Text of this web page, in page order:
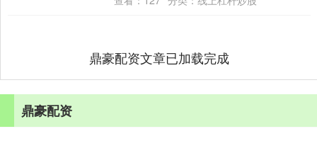
鼎豪配资文章已加载完成
鼎豪配资